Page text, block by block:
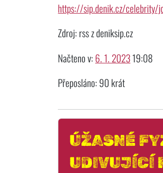
https://sip.denik.cz/celebrity/
Zdroj: rss z deniksip.cz
Načteno v: 6. 1. 202319:08
Přeposláno: 90 krát
ÚŽASNÉ
UDIVUJÍCÍ